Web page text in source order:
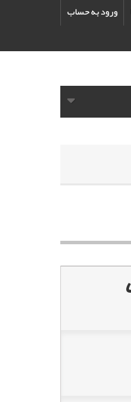
ورود به حساب